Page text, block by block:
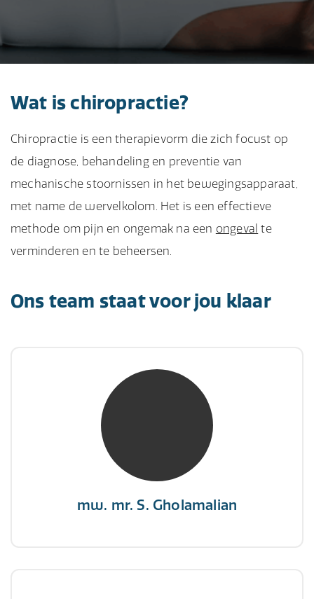
Wat is chiropractie?
Chiropractie is een therapievorm die zich focust op
de diagnose, behandeling en preventie van
mechanische stoornissen in het bewegingsapparaat,
met name de wervelkolom. Het is een effectieve
methode om pijn en ongemak na een ongeval te
verminderen en te beheersen.
Ons team staat voor jou klaar
mw. mr. S. Gholamalian
mw. mr. S. Gholamalian
NIVRE Register-Expert
“Als je de richting van de wind niet kunt
veranderen, verander dan de stand van je